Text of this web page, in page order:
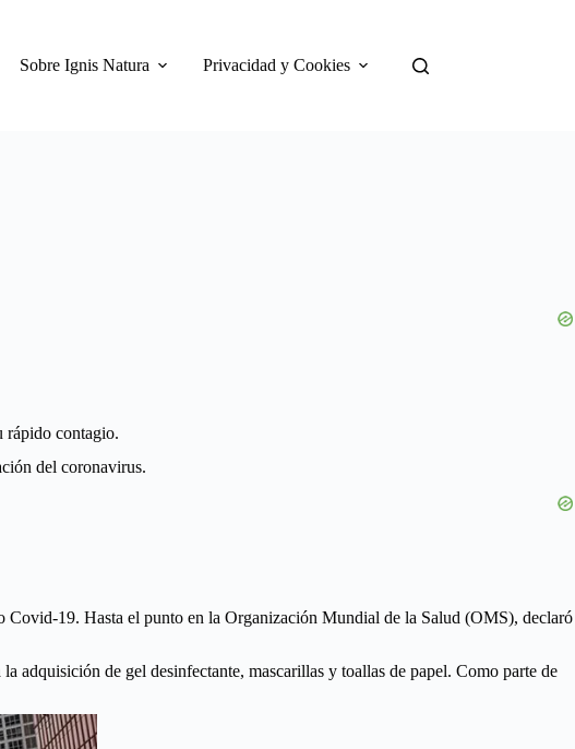
Sobre Ignis Natura Privacidad y Cookies
rápido contagio.
del coronavirus.
Covid-19. Hasta el punto en la Organización Mundial de la Salud (OMS), declaró
adquisición de gel desinfectante, mascarillas y toallas de papel. Como parte de